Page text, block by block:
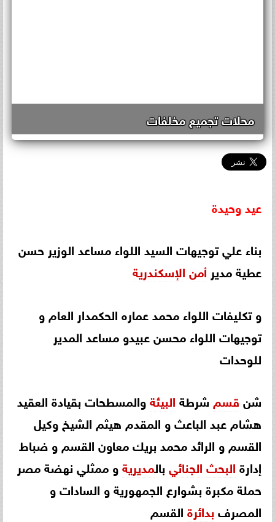
محلات تجميع مخلفات
عيدوحيدة
بناء علي توجيهات السيد اللواء مساعد الوزير حسن
عطية مدير أمن الإسكندرية
و تكليفات اللواء محمد عماره الحكمدار العام و
توجيهات اللواء محسن عبيدو مساعد المدير
للوحدات
شن قسم شرطة البيئةوالمسطحات بقيادة العقيد
هشام عبد الباعث و المقدم هيثم الشيخ وكيل
القسم و الرائد محمد بريك معاون القسم و ضباط
إدارة البحث الجنائي بالمديريةو ممثلي نهضة مصر
حملة مكبرة بشوارع الجمهورية و السادات و
المصرف بدائرة القسم